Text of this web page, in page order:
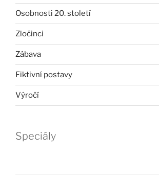
Osobnosti 20. století
Zločinci
Zábava
Fiktivní postavy
Výročí
Speciály